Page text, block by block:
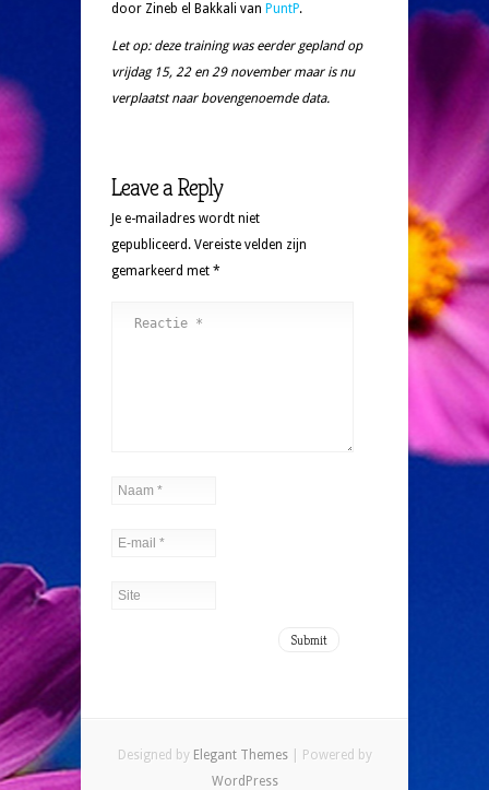
door Zineb el Bakkali van PuntP.
Let op: deze training was eerder gepland op
vrijdag 15, 22 en 29 november maar is nu
verplaatst naar bovengenoemde data.
Leave a Reply
Je e-mailadres wordt niet
gepubliceerd. Vereiste velden zijn
gemarkeerd met *
Designed by Elegant Themes| Powered by
WordPress